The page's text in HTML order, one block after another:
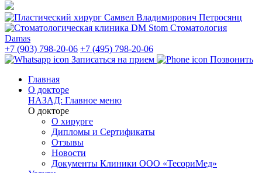
Стоматология
Damas
+7 (903) 798-20-06 +7 (495) 798-20-06
Записаться на прием
Позвонить
Главная
О докторе
НАЗАД: Главное меню
О докторе
О хирурге
Дипломы и Сертификаты
Отзывы
Новости
Документы Клиники ООО «ТесориМед»